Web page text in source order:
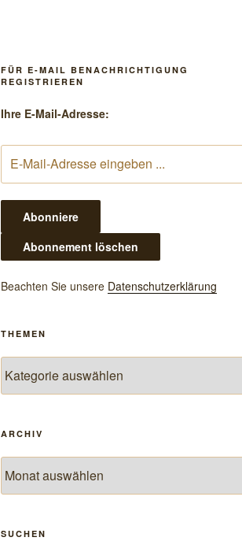
FÜR E-MAIL BENACHRICHTIGUNG
REGISTRIEREN
Ihre E-Mail-Adresse:
Beachten Sie unsere Datenschutzerklärung
THEMEN
ARCHIV
SUCHEN